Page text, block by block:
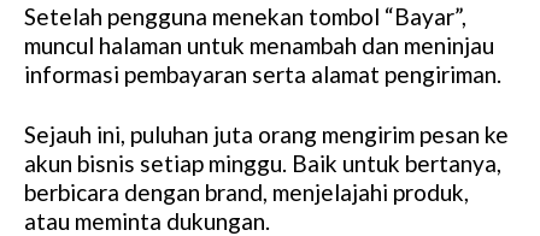
Setelah pengguna menekan tombol “Bayar”,
muncul halaman untuk menambah dan meninjau
informasi pembayaran serta alamat pengiriman.
Sejauh ini, puluhan juta orang mengirim pesan ke
akun bisnis setiap minggu. Baik untuk bertanya,
berbicara dengan brand, menjelajahi produk,
atau meminta dukungan.